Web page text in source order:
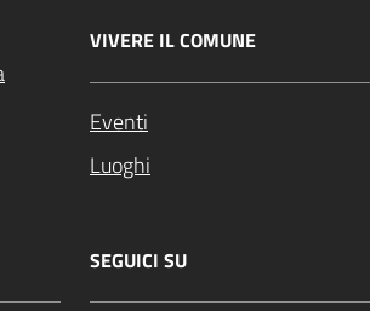
VIVERE IL COMUNE
Eventi
Luoghi
SEGUICI SU